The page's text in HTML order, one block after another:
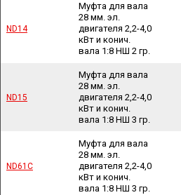
ND14
Муфта для вала
28 мм. эл.
двигателя 2,2-4,0
кВт и конич.
вала 1:8 НШ 2 гр.
ND15
Муфта для вала
28 мм. эл.
двигателя 2,2-4,0
кВт и конич.
вала 1:8 НШ 3 гр.
ND61C
Муфта для вала
28 мм. эл.
двигателя 2,2-4,0
кВт и конич.
вала 1:8 НШ 3 гр.
ND14
ND15
ND61C